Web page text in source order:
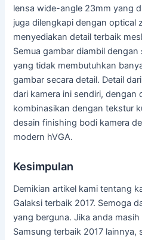
lensa wide-angle 23mm yang
juga dilengkapi dengan optical
menyediakan detail terbaik
Semua gambar diambil dengan
yang tidak membutuhkan
gambar secara detail. Detail
dari kamera ini sendiri,
kombinasikan dengan tekstur
desain finishing bodi kamera
modern hVGA.
Kesimpulan
Demikian artikel kami tentang
Galaksi terbaik 2017. Semoga
yang berguna. Jika anda
Samsung terbaik 2017 lainnya,